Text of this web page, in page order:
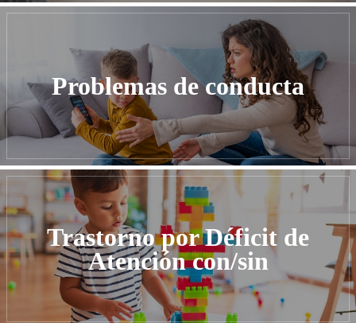
Problemas de conducta
Trastorno por Déficit de
Atención con/sin